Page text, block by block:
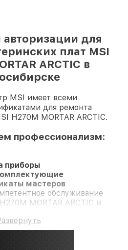
для
плат MSI
ARCTIC в
MSI имеет всеми
для ремонта
H270M MORTAR ARCTIC.
профессионализм:
приборы
мастеров
обслуживание
MORTAR ARCTIC и